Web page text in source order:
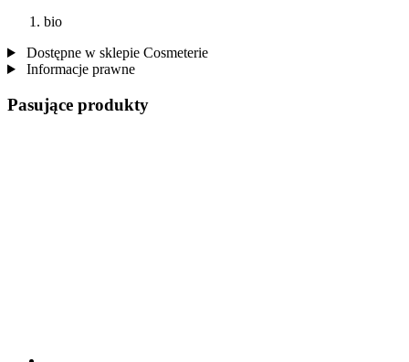
bio
Dostępne w sklepie Cosmeterie
Informacje prawne
Pasujące produkty